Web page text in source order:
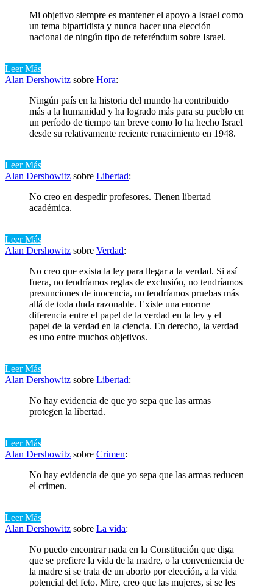
Mi objetivo siempre es mantener el apoyo a Israel como
un tema bipartidista y nunca hacer una elección
nacional de ningún tipo de referéndum sobre Israel.
Leer Más
Alan Dershowitz sobre Hora:
Ningún país en la historia del mundo ha contribuido
más a la humanidad y ha logrado más para su pueblo en
un período de tiempo tan breve como lo ha hecho Israel
desde su relativamente reciente renacimiento en 1948.
Leer Más
Alan Dershowitz sobre Libertad:
No creo en despedir profesores. Tienen libertad
académica.
Leer Más
Alan Dershowitz sobre Verdad:
No creo que exista la ley para llegar a la verdad. Si así
fuera, no tendríamos reglas de exclusión, no tendríamos
presunciones de inocencia, no tendríamos pruebas más
allá de toda duda razonable. Existe una enorme
diferencia entre el papel de la verdad en la ley y el
papel de la verdad en la ciencia. En derecho, la verdad
es uno entre muchos objetivos.
Leer Más
Alan Dershowitz sobre Libertad:
No hay evidencia de que yo sepa que las armas
protegen la libertad.
Leer Más
Alan Dershowitz sobre Crimen:
No hay evidencia de que yo sepa que las armas reducen
el crimen.
Leer Más
Alan Dershowitz sobre La vida:
No puedo encontrar nada en la Constitución que diga
que se prefiere la vida de la madre, o la conveniencia de
la madre si se trata de un aborto por elección, a la vida
potencial del feto. Mire, creo que las mujeres, si se les